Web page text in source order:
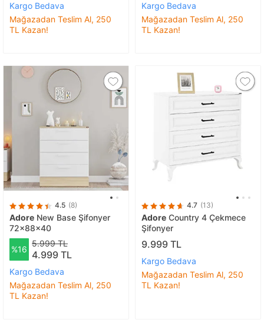
Kargo Bedava
Mağazadan Teslim Al, 250
TL Kazan!
Kargo Bedava
Mağazadan Teslim Al, 250
TL Kazan!
4.5 (8)
Adore New Base Şifonyer
72x88x40
%16
5.999 TL
4.999 TL
Kargo Bedava
Mağazadan Teslim Al, 250
TL Kazan!
4.7 (13)
Adore Country 4 Çekmece
Şifonyer
9.999 TL
Kargo Bedava
Mağazadan Teslim Al, 250
TL Kazan!